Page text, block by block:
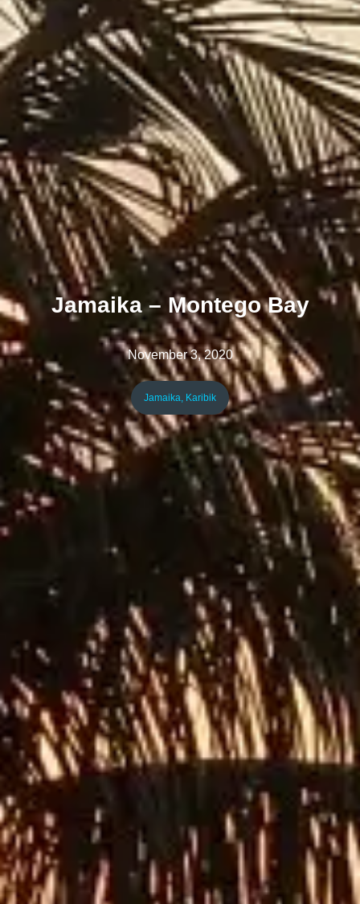
Jamaika – Montego Bay
November 3, 2020
Jamaika, Karibik